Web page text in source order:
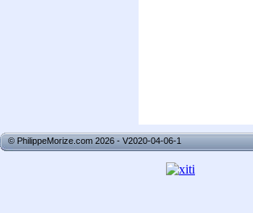
© PhilippeMorize.com 2026 - V2020-04-06-1